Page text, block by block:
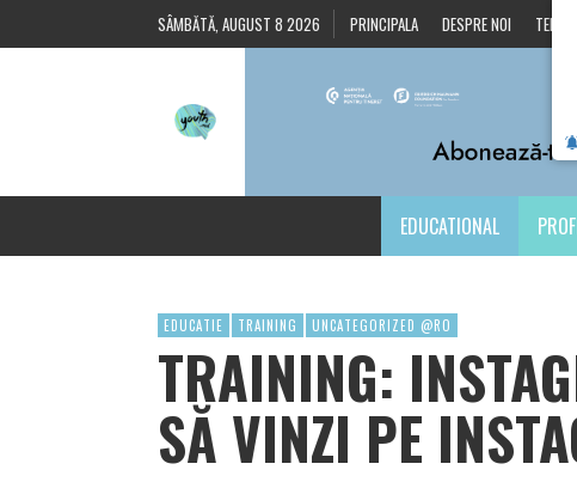
SÂMBĂTĂ, AUGUST 8 2026 PRINCIPALA DESPRE NOI
EDUCATIONAL
EDUCATIE TRAINING UNCATEGORIZED @RO
TRAINING:
SĂ VINZI PE